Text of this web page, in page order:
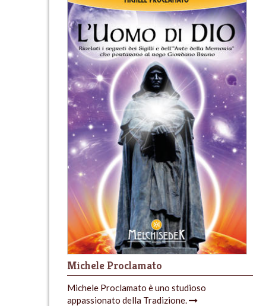
Michele Proclamato
Michele Proclamato è uno studioso
appassionato della Tradizione.